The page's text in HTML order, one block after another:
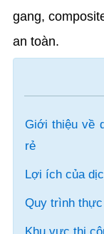
gang,
an toàn.
Giới thiệu về
rẻ
Lợi ích của
Quy trình